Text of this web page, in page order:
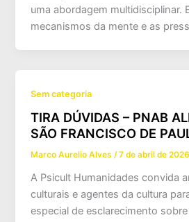
uma abordagem multidisciplinar.
mecanismos da mente e as
Sem categoria
TIRA DÚVIDAS – PNAB
SÃO FRANCISCO DE
Marco Aurelio Alves/7 de abril de 2026
A Psicult Humanidades convida
culturais e agentes da cultura
especial de esclarecimento